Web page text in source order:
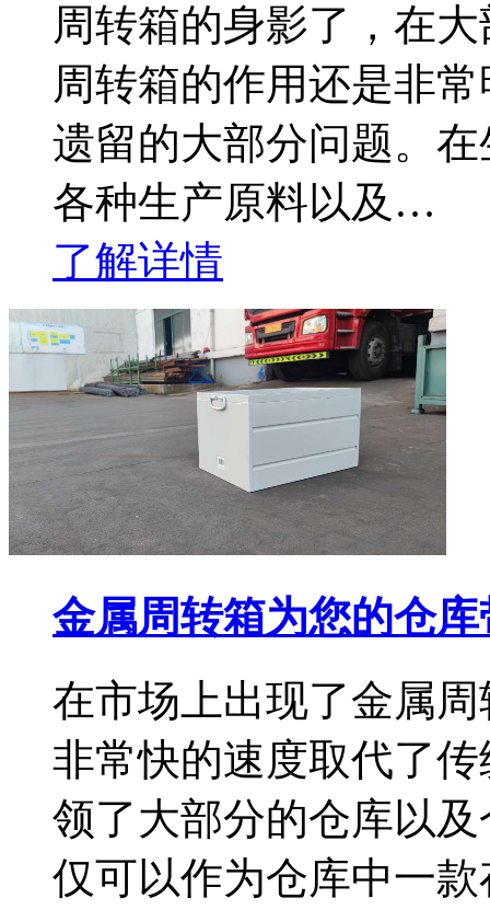
周转箱的身影了，在
周转箱的作用还是非
遗留的大部分问题。
各种生产原料以及…
了解详情
金属周转箱为您的仓
在市场上出现了金属
非常快的速度取代了
领了大部分的仓库以
仅可以作为仓库中一